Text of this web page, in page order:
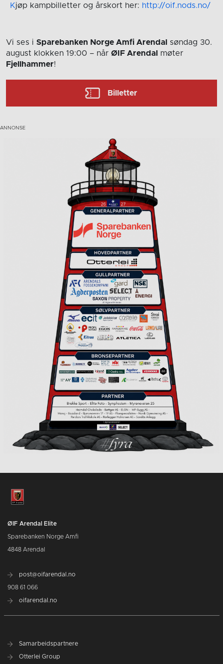
Kjøp kampbilletter og årskort her: http://oif.nods.no/
Vi ses i Sparebanken Norge Amfi Arendal søndag 30.
august klokken 19:00 – når ØIF Arendal møter
Fjellhammer!
Billetter
ØIF Arendal Elite
Sparebanken Norge Amfi
4848 Arendal
post@oifarendal.no
908 61 066
oifarendal.no
Samarbeidspartnere
Otterlei Group